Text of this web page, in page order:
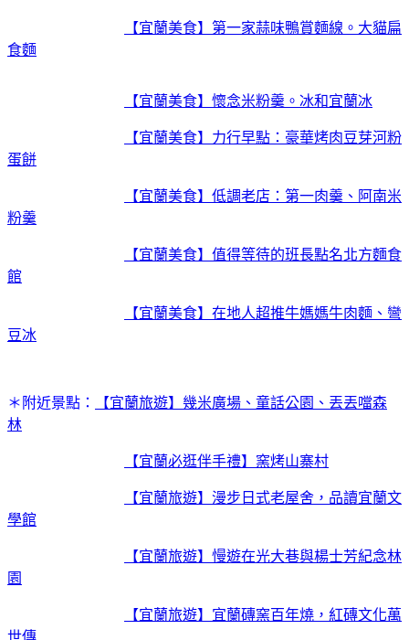
【宜蘭美食】第一家蒜味鴨賞麵線。大貓扁
食麵
【宜蘭美食】懷念米粉羹。冰和宜蘭冰
【宜蘭美食】力行早點：豪華烤肉豆芽河粉
蛋餅
【宜蘭美食】低調老店：第一肉羹、阿南米
粉羹
【宜蘭美食】值得等待的班長點名北方麵食
館
【宜蘭美食】在地人超推牛媽媽牛肉麵、彎
豆冰
＊附近景點：
【宜蘭旅遊】幾米廣場、童話公園、丟丟噹森
林
【宜蘭必逛伴手禮】窯烤山寨村
【宜蘭旅遊】漫步日式老屋舍，品讀宜蘭文
學館
【宜蘭旅遊】慢遊在光大巷與楊士芳紀念林
園
【宜蘭旅遊】宜蘭磚窯百年燒，紅磚文化萬
世傳